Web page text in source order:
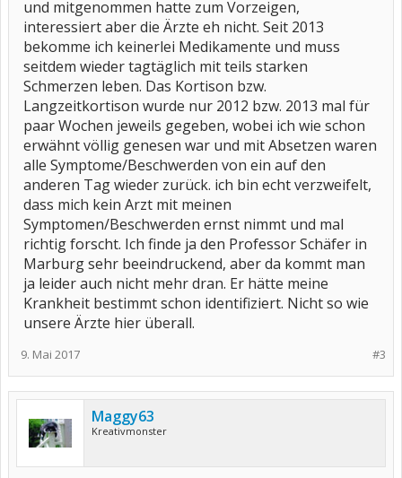
und mitgenommen hatte zum Vorzeigen,
interessiert aber die Ärzte eh nicht. Seit 2013
bekomme ich keinerlei Medikamente und muss
seitdem wieder tagtäglich mit teils starken
Schmerzen leben. Das Kortison bzw.
Langzeitkortison wurde nur 2012 bzw. 2013 mal für
paar Wochen jeweils gegeben, wobei ich wie schon
erwähnt völlig genesen war und mit Absetzen waren
alle Symptome/Beschwerden von ein auf den
anderen Tag wieder zurück. ich bin echt verzweifelt,
dass mich kein Arzt mit meinen
Symptomen/Beschwerden ernst nimmt und mal
richtig forscht. Ich finde ja den Professor Schäfer in
Marburg sehr beeindruckend, aber da kommt man
ja leider auch nicht mehr dran. Er hätte meine
Krankheit bestimmt schon identifiziert. Nicht so wie
unsere Ärzte hier überall.
#3
9. Mai 2017
Maggy63
Kreativmonster